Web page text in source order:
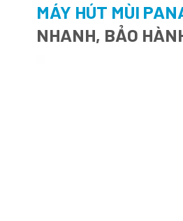
MÁY HÚT MÙI
NHANH, BẢO